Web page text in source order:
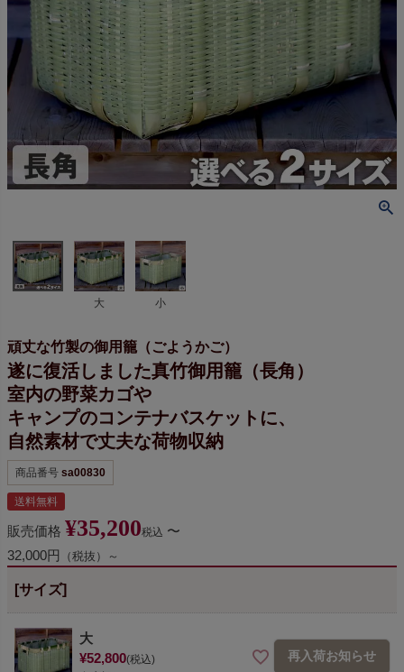
大 小
頑丈な竹製の御用籠（ごようかご）
遂に復活しました真竹御用籠（長角）
室内の野菜カゴや
キャンプのコンテナバスケットに、
自然素材で丈夫な荷物収納
商品番号 sa00830
送料無料
販売価格 ¥35,200税込 〜
32,000円
（税抜）～
[サイズ]
大
¥52,800 税込
再入荷お知らせ